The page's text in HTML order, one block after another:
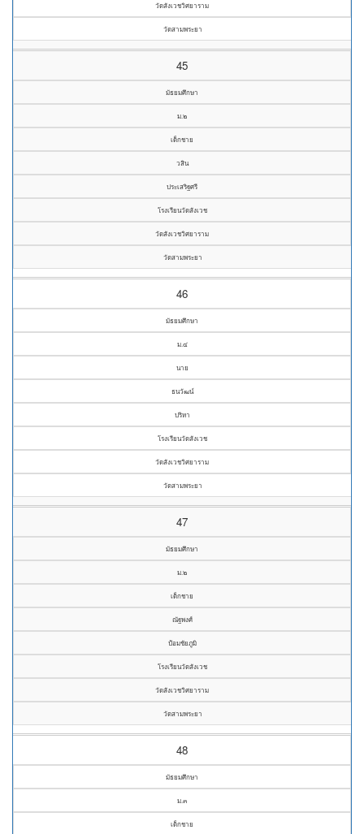
วัดสังเวชวิศยาราม
วัดสามพระยา
45
มัธยมศึกษา
ม.๒
เด็กชาย
วสิน
ประเสริฐศรี
โรงเรียนวัดสังเวช
วัดสังเวชวิศยาราม
วัดสามพระยา
46
มัธยมศึกษา
ม.๔
นาย
ธนวัฒน์
ปริหา
โรงเรียนวัดสังเวช
วัดสังเวชวิศยาราม
วัดสามพระยา
47
มัธยมศึกษา
ม.๒
เด็กชาย
ณัฐพงศ์
ป้อมชัยภูมิ
โรงเรียนวัดสังเวช
วัดสังเวชวิศยาราม
วัดสามพระยา
48
มัธยมศึกษา
ม.๓
เด็กชาย